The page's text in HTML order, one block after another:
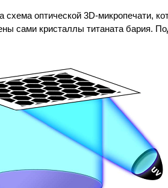
оптической 3D-микропечати,
сами кристаллы титаната бария.